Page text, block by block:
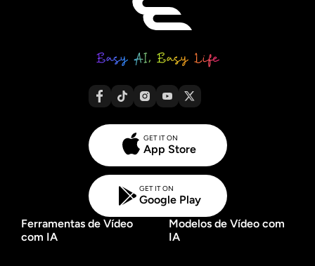
GET IT ON
App Store
GET IT ON
Google Play
Ferramentas de Vídeo
com IA
Modelos de Vídeo com
IA